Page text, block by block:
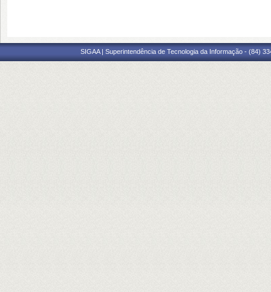
SIGAA | Superintendência de Tecnologia da Informação - (84)